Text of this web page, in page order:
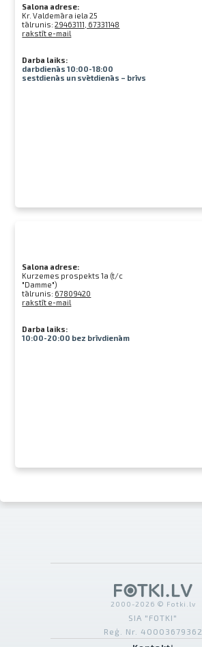
Salona adrese:
Kr. Valdemāra iela 25
tālrunis:29463111, 67331148
rakstīt e-mail
Darba laiks:
darbdienās 10:00-18:00
sestdienās un svētdienās – brīvs
Salona adrese:
Kurzemes prospekts 1a (t/c
"Damme")
tālrunis: 67809420
rakstīt e-mail
Darba laiks:
10:00-20:00 bez brīvdienām
2000-2026 © Fotki.lv
SIA "FOTKI"
Reģ. Nr. 40003679362